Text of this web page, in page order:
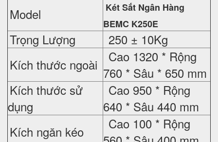
Model
Két Sắt Ngân Hàng
BEMC K250E
Trọng Lượng
250 ± 10Kg
Kích thước ngoài
Cao 1320 * Rộng
760 * Sâu * 650 mm
Kích thước sử
dụng
Cao 950 * Rộng
640 * Sâu 440 mm
Kích ngăn kéo
Cao 100 * Rộng